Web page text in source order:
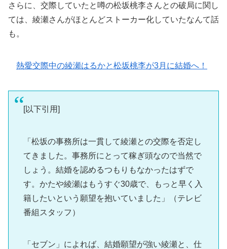
さらに、交際していたと噂の松坂桃李さんとの破局に関し
ては、綾瀬さんがほとんどストーカー化していたなんて話
も。
熱愛交際中の綾瀬はるかと松坂桃李が3月に結婚へ！
[以下引用]
「松坂の事務所は一貫して綾瀬との交際を否定し
てきました。事務所にとって稼ぎ頭なので当然で
しょう。結婚を認めるつもりもなかったはずで
す。かたや綾瀬はもうすぐ30歳で、もっと早く入
籍したいという願望を抱いていました」（テレビ
番組スタッフ）
「セブン」によれば、結婚願望が強い綾瀬と、仕